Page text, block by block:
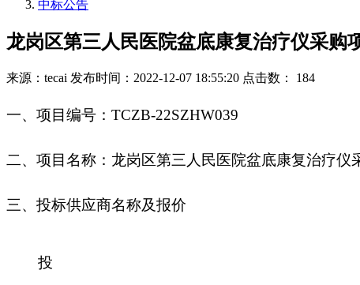
中标公告
龙岗区第三人民医院盆底康复治疗仪采购
来源：tecai 发布时间：2022-12-07 18:55:20 点击数： 184
一、 项目编号： TCZB-22SZHW039
二、 项目名称：龙岗区第三人民医院盆底康复治疗仪
三、投标供应商名称及报价
投